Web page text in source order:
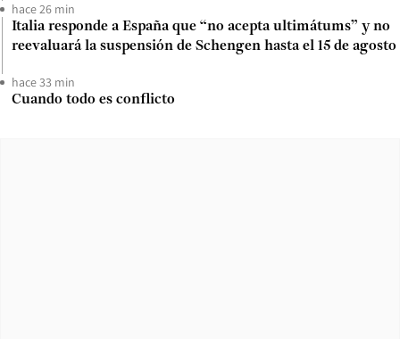
hace 26 min
Italia responde a España que “no acepta ultimátums” y no
reevaluará la suspensión de Schengen hasta el 15 de agosto
hace 33 min
Cuando todo es conflicto